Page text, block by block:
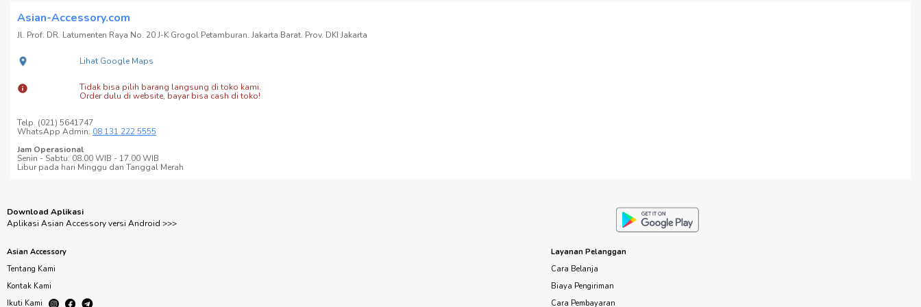
Asian-Accessory.com
Jl. Prof. DR. Latumenten Raya No. 20 J-K Grogol Petamburan. Jakarta Barat. Prov. DKI Jakarta
Lihat Google Maps
Tidak bisa pilih barang langsung di toko kami.
Order dulu di website, bayar bisa cash di toko!
Telp. (021) 5641747
WhatsApp Admin: 08 131 222 5555
Jam Operasional
Senin - Sabtu: 08.00 WIB - 17.00 WIB
Libur pada hari Minggu dan Tanggal Merah
Download Aplikasi
Aplikasi Asian Accessory versi Android >>>
Asian Accessory
Tentang Kami
Kontak Kami
Ikuti Kami
Layanan Pelanggan
Cara Belanja
Biaya Pengiriman
Cara Pembayaran